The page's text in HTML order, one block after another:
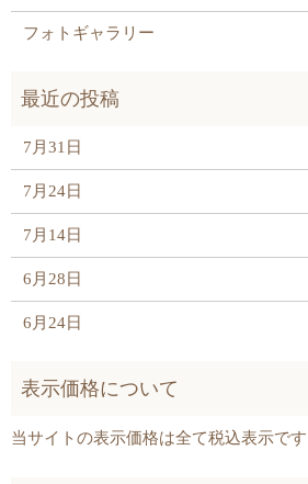
フォトギャラリー
7月31日
7月24日
7月14日
6月28日
6月24日